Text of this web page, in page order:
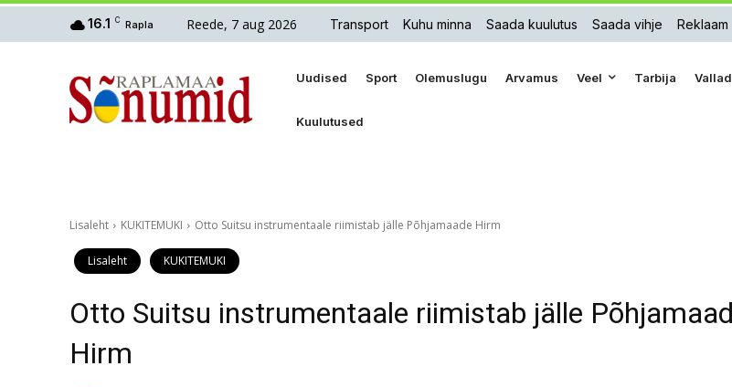
16.1 C Rapla Reede, 7 aug 2026 Transport Kuhu minna Saada kuulutus Saada vihje Reklaam
Uudised Sport Olemuslugu Arvamus Veel Tarbija Vallad
Kuulutused
Lisaleht KUKITEMUKI Otto Suitsu instrumentaale riimistab jälle Põhjamaade Hirm
Lisaleht KUKITEMUKI
Otto Suitsu instrumentaale riimistab jälle
Hirm